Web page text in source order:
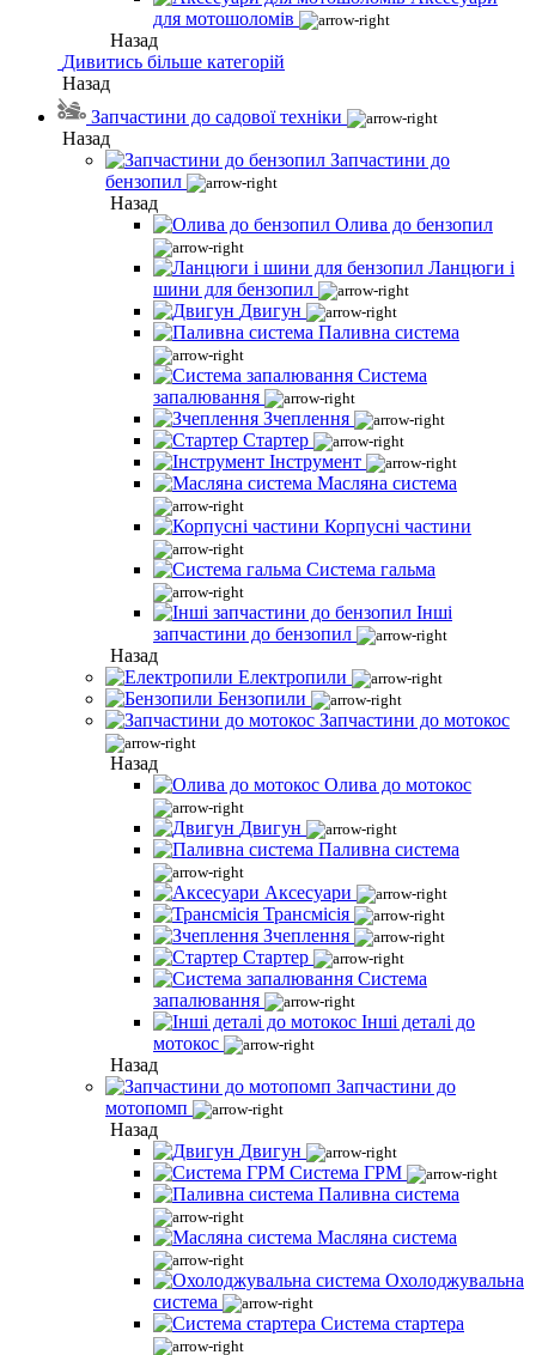
для мотошоломів
Назад
Дивитись більше категорій
Назад
Запчастини до садової техніки
Назад
Запчастини до
бензопил
Назад
Олива до бензопил
Ланцюги і
шини для бензопил
Двигун
Паливна система
Система
запалювання
Зчеплення
Стартер
Інструмент
Масляна система
Корпусні частини
Система гальма
Інші
запчастини до бензопил
Назад
Електропили
Бензопили
Запчастини до мотокос
Назад
Олива до мотокос
Двигун
Паливна система
Аксесуари
Трансмісія
Зчеплення
Стартер
Система
запалювання
Інші деталі до
мотокос
Назад
Запчастини до
мотопомп
Назад
Двигун
Система ГРМ
Паливна система
Масляна система
Охолоджувальна
система
Система стартера